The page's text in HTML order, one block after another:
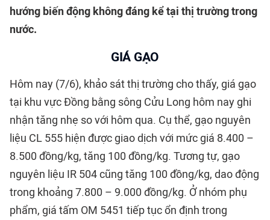
hướng biến động không đáng kể tại thị trường trong
nước.
GIÁ GẠO
Hôm nay (7/6), khảo sát thị trường cho thấy, giá gạo
tại khu vực Đồng bằng sông Cửu Long hôm nay ghi
nhận tăng nhẹ so với hôm qua. Cụ thể, gạo nguyên
liệu CL 555 hiện được giao dịch với mức giá 8.400 –
8.500 đồng/kg, tăng 100 đồng/kg. Tương tự, gạo
nguyên liệu IR 504 cũng tăng 100 đồng/kg, dao động
trong khoảng 7.800 – 9.000 đồng/kg. Ở nhóm phụ
phẩm, giá tấm OM 5451 tiếp tục ổn định trong